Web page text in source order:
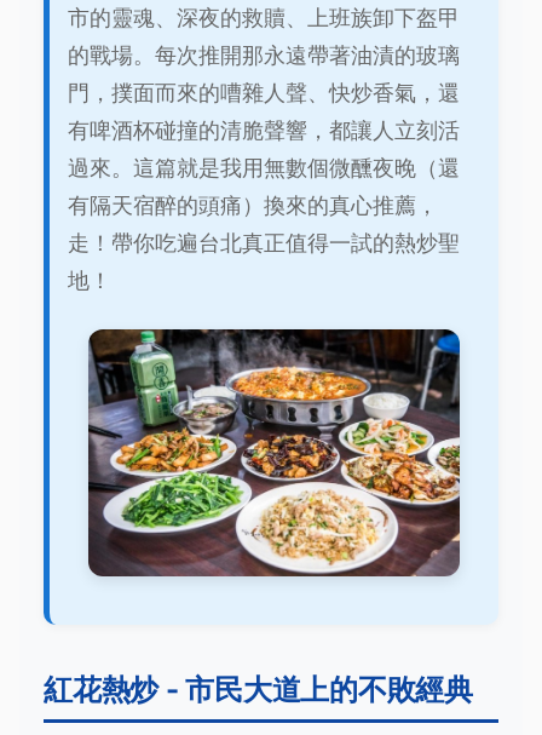
市的靈魂、深夜的救贖、上班族卸下盔甲
的戰場。每次推開那永遠帶著油漬的玻璃
門，撲面而來的嘈雜人聲、快炒香氣，還
有啤酒杯碰撞的清脆聲響，都讓人立刻活
過來。這篇就是我用無數個微醺夜晚（還
有隔天宿醉的頭痛）換來的真心推薦，
走！帶你吃遍台北真正值得一試的熱炒聖
地！
紅花熱炒 - 市民大道上的不敗經典